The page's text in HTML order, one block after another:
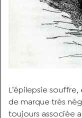
L’épilepsie
de marque très
toujours associée